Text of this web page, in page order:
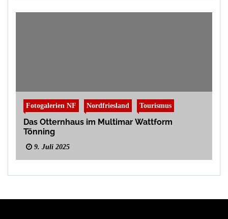
Fotogalerien NF Nordfriesland Tourismus
Das Otternhaus im Multimar Wattform
Tönning
9. Juli 2025